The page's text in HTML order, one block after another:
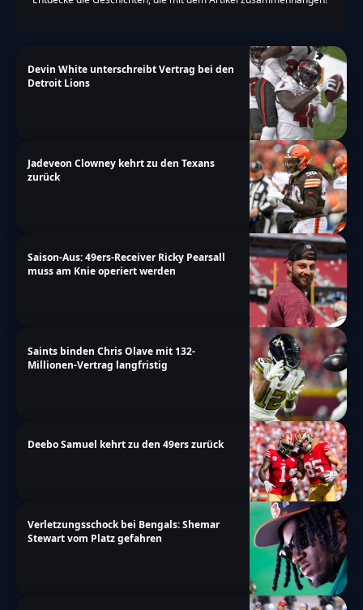
Devin White unterschreibt Vertrag bei den
Detroit Lions
Jadeveon Clowney kehrt zu den Texans
zurück
Saison-Aus: 49ers-Receiver Ricky Pearsall
muss am Knie operiert werden
Saints binden Chris Olave mit 132-
Millionen-Vertrag langfristig
Deebo Samuel kehrt zu den 49ers zurück
Verletzungsschock bei Bengals: Shemar
Stewart vom Platz gefahren